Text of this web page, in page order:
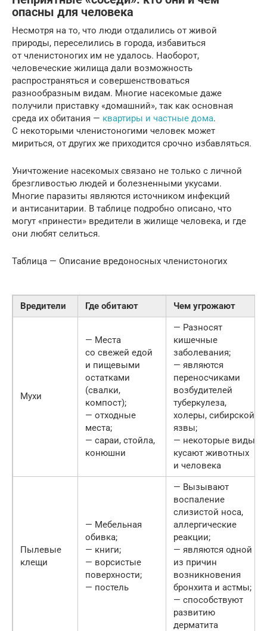
опасны для человека
Несмотря на то, что люди отдалились от живой
природы, переселились в города, избавиться
от членистоногих им не удалось. Наоборот,
человеческие жилища дали возможность
распространяться и совершенствоваться
разнообразным видам. Многие насекомые даже
получили приставку «домашний», так как основная
среда их обитания — квартиры и частные дома.
С некоторыми членистоногими человек может
мириться, от других же приходится срочно избавляться.
Уничтожение насекомых связано не только с личной
брезгливостью людей и болезненными укусами.
Многие паразиты являются источником инфекций
и антисанитарии. В таблице подробно описано, что
могут «принести» вредители в жилище человека, и где
они любят селиться.
Таблица — Описание вредоносных членистоногих
Вредители Где обитают Чем угрожают
Мухи
— Места
со свежей едой
и пищевыми
остатками
(свалки,
компост);
— отходные
места;
— сараи, стойла,
конюшни
— Разносят
кишечные
заболевания;
— являются
переносчиками
возбудителей
туберкулеза,
холеры, сибирской
язвы;
— некоторые виды
кусают животных
и человека
Пылевые
клещи
— Мебельная
обивка;
— книги;
— ворсистые
поверхности;
— постель
— Вызывают
воспаление
слизистой носа,
аллергические
реакции;
— являются одной
из причин
возникновения
бронхита и астмы;
— способствуют
развитию
дерматита